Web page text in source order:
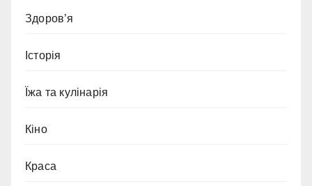
Здоров’я
Історія
Їжа та кулінарія
Кіно
Краса